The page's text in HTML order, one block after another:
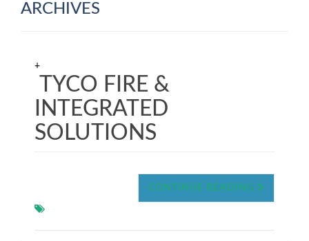
ARCHIVES
+
TYCO FIRE &
INTEGRATED
SOLUTIONS
CONTINUE READING